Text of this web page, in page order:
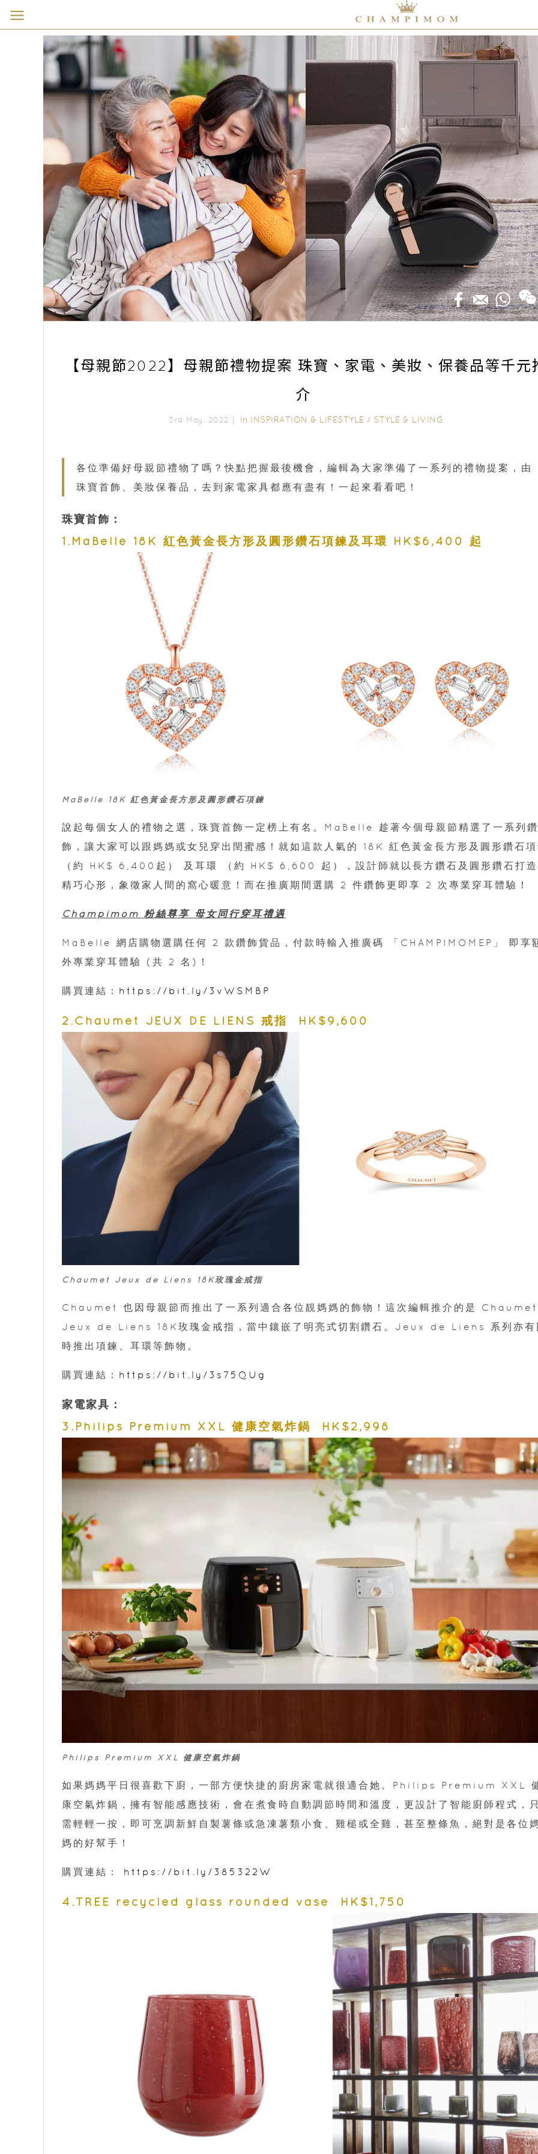
【母親節2022】母親節禮物提案 珠寶、家電、美妝、保養品等千元
介
3rd May, 2022｜ In INSPIRATION & LIFESTYLE / STYLE & LIVING
各位準備好母親節禮物了嗎？快點把握最後機會，編輯為大家準備了一系列的禮物提案，由
珠寶首飾、美妝保養品，去到家電家具都應有盡有！一起來看看吧！
珠寶首飾：
1.MaBelle 18K 紅色黃金長方形及圓形鑽石項鍊及耳環 HK$6,400 起
MaBelle 18K 紅色黃金長方形及圓形鑽石項鍊
說起每個女人的禮物之選，珠寶首飾一定榜上有名。MaBelle 趁著今個母親節精選了一系列鑽
飾，讓大家可以跟媽媽或女兒穿出閏蜜感！就如這款人氣的 18K 紅色黃金長方形及圓形鑽石
（約 HK$ 6,400起） 及耳環 （約 HK$ 6,600 起），設計師就以長方鑽石及圓形鑽石打
精巧心形，象徵家人間的窩心暖意！而在推廣期間選購 2 件鑽飾更即享 2 次專業穿耳體驗！
Champimom 粉絲尊享 母女同行穿耳禮遇
MaBelle 網店購物選購任何 2 款鑽飾貨品，付款時輸入推廣碼 「CHAMPIMOMEP」 即享
外專業穿耳體驗 (共 2 名)！
購買連結： https://bit.ly/3vWSMBP
2.Chaumet JEUX DE LIENS 戒指 HK$9,600
Chaumet Jeux de Liens 18K玫瑰金戒指
Chaumet 也因母親節而推出了一系列適合各位靚媽媽的飾物！這次編輯推介的是 Chaumet
Jeux de Liens 18K玫瑰金戒指，當中鑲嵌了明亮式切割鑽石。Jeux de Liens 系列亦有
時推出項鍊、耳環等飾物。
購買連結： https://bit.ly/3s75QUg
家電家具：
3.Philips Premium XXL 健康空氣炸鍋 HK$2,998
Philips Premium XXL 健康空氣炸鍋
如果媽媽平日很喜歡下廚，一部方便快捷的廚房家電就很適合她。Philips Premium XXL
康空氣炸鍋，擁有智能感應技術，會在煮食時自動調節時間和溫度，更設計了智能廚師程式，
需輕輕一按，即可烹調新鮮自製薯條或急凍薯類小食、雞槌或全雞，甚至整條魚，絕對是各位
媽的好幫手！
購買連結： https://bit.ly/385322W
4.TREE recycled glass rounded vase HK$1,750